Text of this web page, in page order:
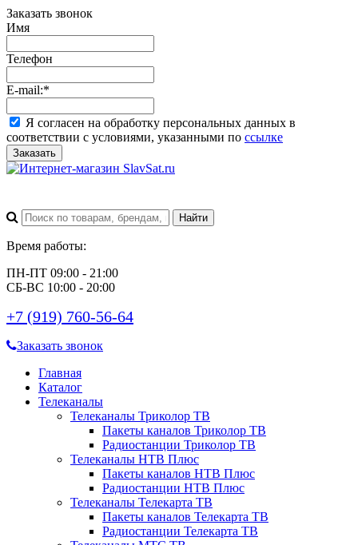
Заказать звонок
Имя
Телефон
E-mail:*
Я согласен на обработку персональных данных в
соответствии с условиями, указанными по ссылке
Заказать
Время работы:
ПН-ПТ 09:00 - 21:00
СБ-ВС 10:00 - 20:00
+7 (919) 760-56-64
Заказать звонок
Главная
Каталог
Телеканалы
Телеканалы Триколор ТВ
Пакеты каналов Триколор ТВ
Радиостанции Триколор ТВ
Телеканалы НТВ Плюс
Пакеты каналов НТВ Плюс
Радиостанции НТВ Плюс
Телеканалы Телекарта ТВ
Пакеты каналов Телекарта ТВ
Радиостанции Телекарта ТВ